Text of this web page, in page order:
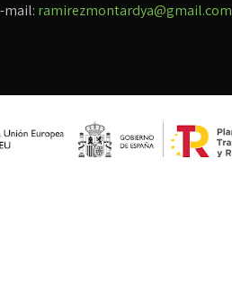
mail: ramirezmontardya@gmail.com